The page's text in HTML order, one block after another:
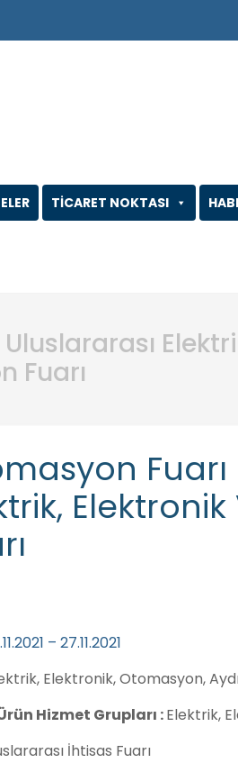
TİCARET NOKTASI
Fuarı
Fuarı
– 27.11.2021
Elektronik, Otomasyon,
Hizmet Grupları :Elektrik,
İhtisas Fuarı